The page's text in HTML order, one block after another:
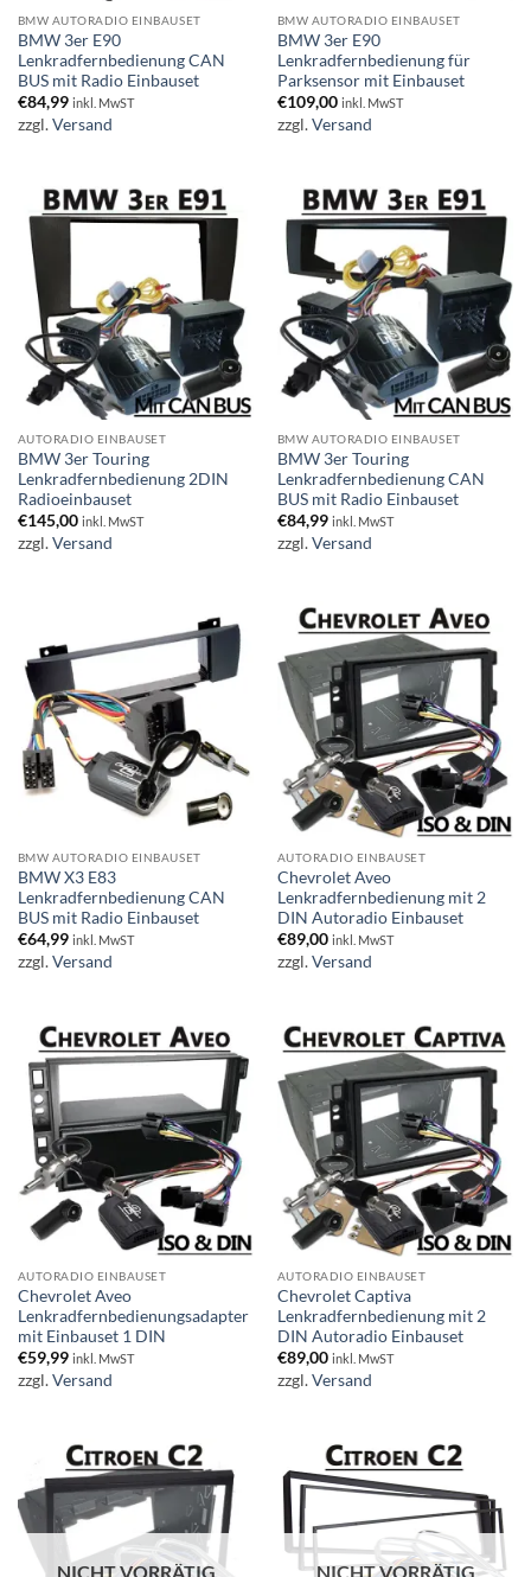
BMW AUTORADIO EINBAUSET
BMW 3er E90
Lenkradfernbedienung CAN
BUS mit Radio Einbauset
€84,99 inkl. MwST
zzgl.Versand
BMW AUTORADIO EINBAUSET
BMW 3er E90
Lenkradfernbedienung für
Parksensor mit Einbauset
€109,00 inkl. MwST
zzgl.Versand
AUTORADIO EINBAUSET
BMW 3er Touring
Lenkradfernbedienung 2DIN
Radioeinbauset
€145,00 inkl. MwST
zzgl.Versand
BMW AUTORADIO EINBAUSET
BMW 3er Touring
Lenkradfernbedienung CAN
BUS mit Radio Einbauset
€84,99 inkl. MwST
zzgl.Versand
BMW AUTORADIO EINBAUSET
BMW X3 E83
Lenkradfernbedienung CAN
BUS mit Radio Einbauset
€64,99 inkl. MwST
zzgl.Versand
AUTORADIO EINBAUSET
Chevrolet Aveo
Lenkradfernbedienung mit 2
DIN Autoradio Einbauset
€89,00 inkl. MwST
zzgl.Versand
AUTORADIO EINBAUSET
Chevrolet Aveo
Lenkradfernbedienungsadapter
mit Einbauset 1 DIN
€59,99 inkl. MwST
zzgl.Versand
AUTORADIO EINBAUSET
Chevrolet Captiva
Lenkradfernbedienung mit 2
DIN Autoradio Einbauset
€89,00 inkl. MwST
zzgl.Versand
NICHT VORRÄTIG NICHT VORRÄTIG